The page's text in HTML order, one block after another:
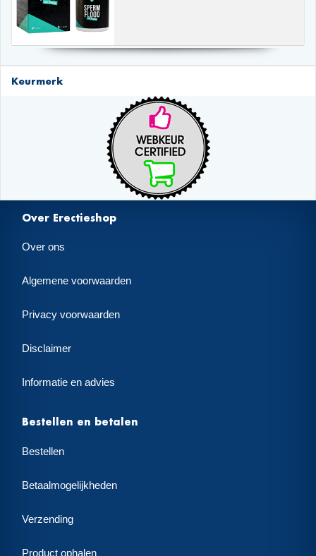
Keurmerk
Over Erectieshop
Over ons
Algemene voorwaarden
Privacy voorwaarden
Disclaimer
Informatie en advies
Bestellen en betalen
Bestellen
Betaalmogelijkheden
Verzending
Product ophalen